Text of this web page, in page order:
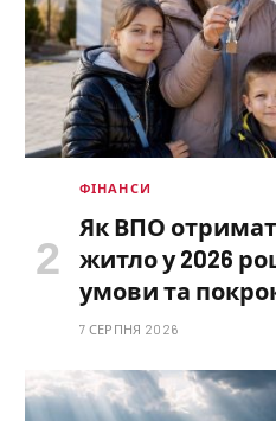
ФІНАНСИ
Як ВПО
житло у 2026
умови та
7 СЕРПНЯ 2026